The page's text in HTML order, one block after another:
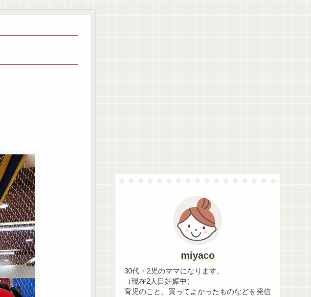
miyaco
30代・2児のママになります。
（現在2人目妊娠中）
育児のこと、買ってよかったものなどを発信